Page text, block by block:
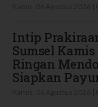
Intip
Sumsel Kamis
Ringan
Siapkan